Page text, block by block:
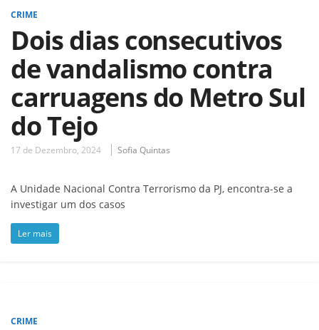
CRIME
Dois dias consecutivos
de vandalismo contra
carruagens do Metro Sul
do Tejo
17 de Dezembro, 2024 Sofia Quintas
A Unidade Nacional Contra Terrorismo da PJ, encontra-se a
investigar um dos casos
Ler mais
CRIME